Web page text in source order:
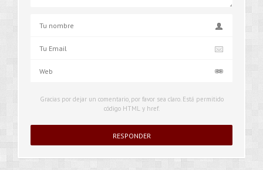
Gracias por dejar un comentario, por favor sea claro. Está permitido
código HTML y href.